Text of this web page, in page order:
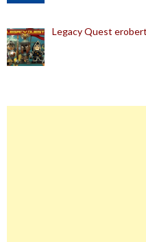
Legacy Quest